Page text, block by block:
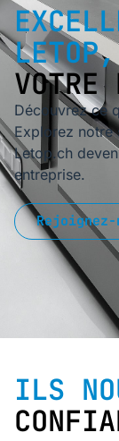
LETOP,
VOTRE
Découvrez ce
Explorez notre
Letop.ch
entreprise.
Rejoignez-
ILS